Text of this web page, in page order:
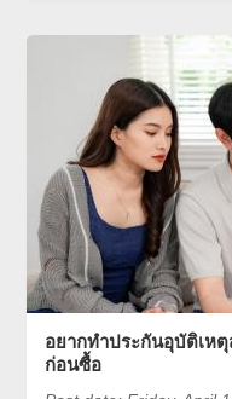
อยากทำประกันอุบัติเห
ก่อนซื้อ